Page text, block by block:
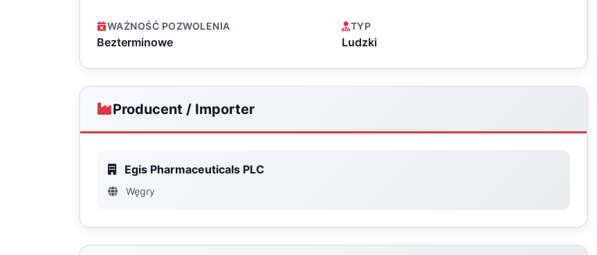
WAŻNOŚĆ POZWOLENIA
Bezterminowe
TYP
Ludzki
Producent / Importer
Egis Pharmaceuticals PLC
Węgry